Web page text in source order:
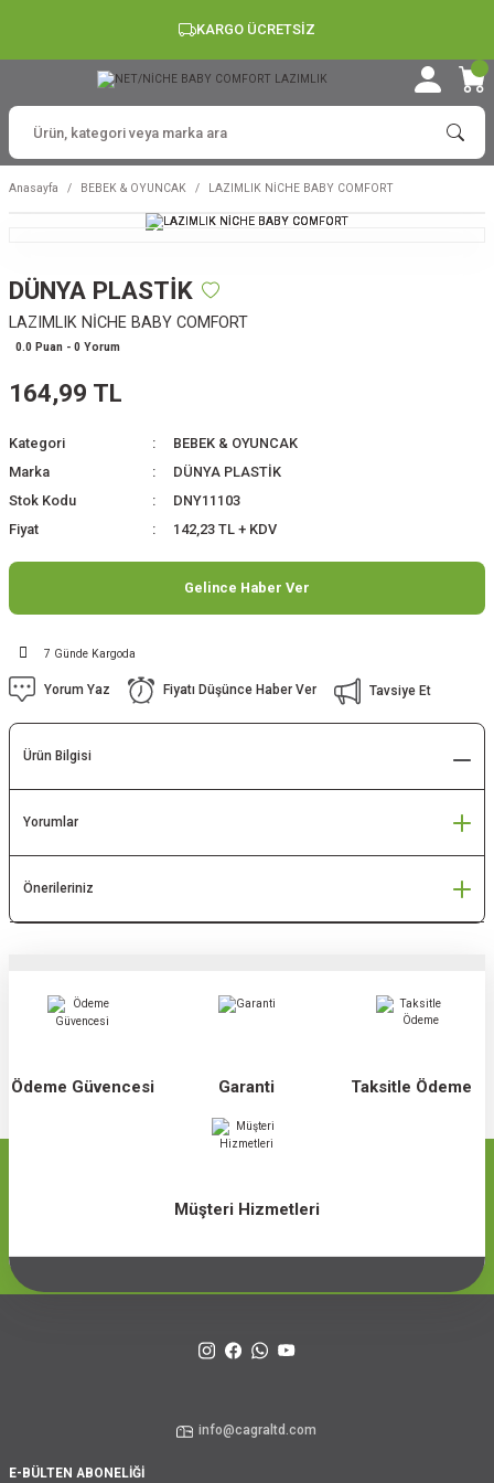
KARGO ÜCRETSİZ
Anasayfa BEBEK & OYUNCAK LAZIMLIK NİCHE BABY COMFORT
DÜNYA PLASTİK
LAZIMLIK NİCHE BABY COMFORT
0.0 Puan - 0 Yorum
164,99 TL
Kategori
BEBEK & OYUNCAK
Marka
DÜNYA PLASTİK
Stok Kodu
DNY11103
Fiyat
142,23 TL + KDV
Gelince Haber Ver
7 Günde Kargoda
Yorum Yaz Fiyatı Düşünce Haber Ver Tavsiye Et
Ürün Bilgisi
Yorumlar
Önerileriniz
Ödeme Güvencesi Garanti Taksitle Ödeme
Müşteri Hizmetleri
info@cagraltd.com
E-BÜLTEN ABONELİĞİ